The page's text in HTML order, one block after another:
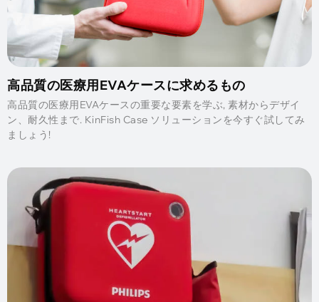
高品質の医療用EVAケースに求めるもの
高品質の医療用EVAケースの重要な要素を学ぶ, 素材からデザイ
ン、耐久性まで. KinFish Case ソリューションを今すぐ試してみ
ましょう!